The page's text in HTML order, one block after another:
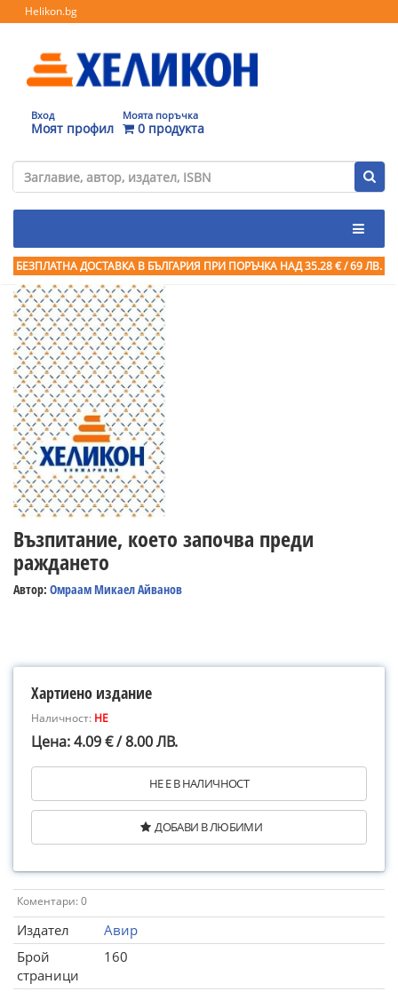
Helikon.bg
Вход
Моят профил
Моята поръчка
0 продукта
БЕЗПЛАТНА ДОСТАВКА В БЪЛГАРИЯ ПРИ ПОРЪЧКА НАД 35.28 € / 69 ЛВ.
Възпитание, което започва преди
раждането
Автор: Омраам Микаел Айванов
Хартиено издание
Наличност: НЕ
Цена: 4.09 € / 8.00 ЛВ.
НЕ Е В НАЛИЧНОСТ
ДОБАВИ В ЛЮБИМИ
Коментари: 0
Издател
Авир
Брой
страници
160